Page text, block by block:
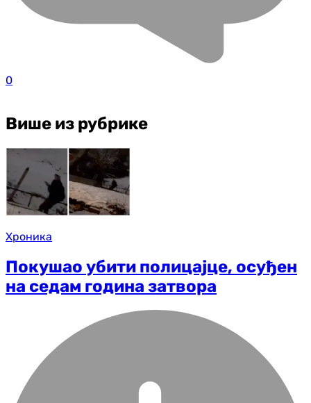
0
Више из рубрике
Хроника
Покушао убити полицајце, осуђен
на седам година затвора